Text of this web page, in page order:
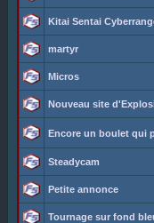
Kitai Sentai
martyr
Micros
Nouveau site
Encore un boulet qui
Steadycam
Petite annonce
Tournage sur fond